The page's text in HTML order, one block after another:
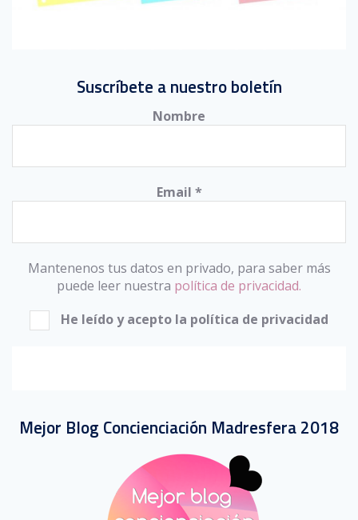
Suscríbete a nuestro boletín
Nombre
Email *
Mantenenos tus datos en privado, para saber más
puede leer nuestra política de privacidad.
He leído y acepto la política de privacidad
Mejor Blog Concienciación Madresfera 2018